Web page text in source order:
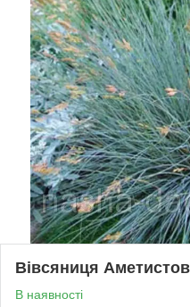
Вівсяниця
В наявності